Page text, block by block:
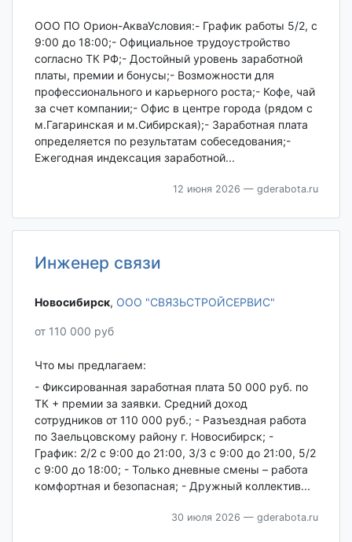
ООО ПО Орион-АкваУсловия:- График работы 5/2, с
9:00 до 18:00;- Официальное трудоустройство
согласно ТК РФ;- Достойный уровень заработной
платы, премии и бонусы;- Возможности для
профессионального и карьерного роста;- Кофе, чай
за счет компании;- Офис в центре города (рядом с
м.Гагаринская и м.Сибирская);- Заработная плата
определяется по результатам собеседования;-
Ежегодная индексация заработной...
12 июня 2026 — gderabota.ru
Инженер связи
Новосибирск‎, ООО "СВЯЗЬСТРОЙСЕРВИС"
от 110 000 руб
Что мы предлагаем:
- Фиксированная заработная плата 50 000 руб. по
ТК + премии за заявки. Средний доход
сотрудников от 110 000 руб.; - Разъездная работа
по Заельцовскому району г. Новосибирск; -
График: 2/2 с 9:00 до 21:00, 3/3 с 9:00 до 21:00, 5/2
с 9:00 до 18:00; - Только дневные смены – работа
комфортная и безопасная; - Дружный коллектив...
30 июля 2026 — gderabota.ru